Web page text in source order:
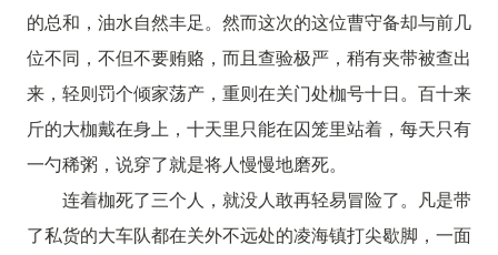
的总和，油水自然丰足。然而这次的这位曹守备却与前几
位不同，不但不要贿赂，而且查验极严，稍有夹带被查出
来，轻则罚个倾家荡产，重则在关门处枷号十日。百十来
斤的大枷戴在身上，十天里只能在囚笼里站着，每天只有
一勺稀粥，说穿了就是将人慢慢地磨死。
连着枷死了三个人，就没人敢再轻易冒险了。凡是带
了私货的大车队都在关外不远处的凌海镇打尖歇脚，一面